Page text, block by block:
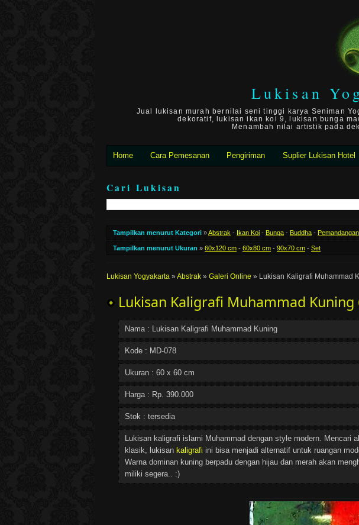
Lukisan
Jual lukisan murah bernilai seni tinggi karya Seniman
dekoratif, lukisan ikan koi 9, lukisan bunga
Menambah nilai artistik pada
Home Cara Pemesanan Pengiriman Suplier Lukisan Hotel
Cari Lukisan
Tampilkan menurut Kategori »Abstrak - Ikan Koi - Bunga - Buddha - Pemandangan
Tampilkan menurut Ukuran » 60x120 cm - 60x80 cm - 90x70 cm - Set
Lukisan Yogyakarta » Abstrak » Galeri Online » Lukisan Kaligrafi Muhammad
Lukisan Kaligrafi Muhammad Kuning
Nama : Lukisan Kaligrafi Muhammad Kuning
Kode : MD-078
Ukuran : 60 x 60 cm
Harga : Rp. 390.000
Stok : tersedia
Lukisan kaligrafi islami Muhammad dengan style modern. Mencari
klasik, lukisan kaligrafi ini bisa menjadi alternatif untuk ruangan
Warna dominan kuning berpadu dengan hijau dan merah akan
miliki segera.. :)